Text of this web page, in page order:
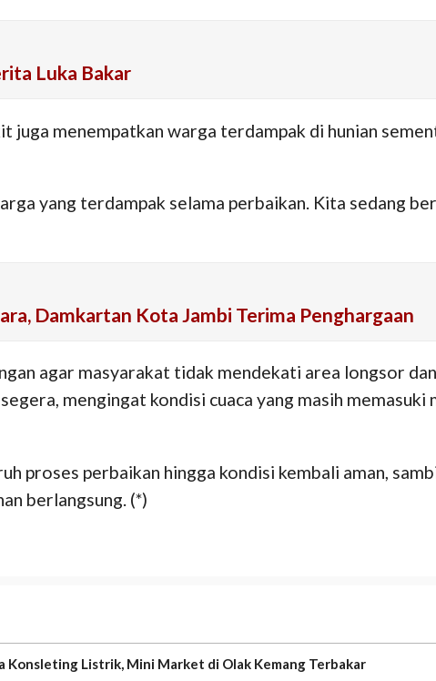
Luka Bakar
juga menempatkan warga terdampak di hunian
yang terdampak selama perbaikan. Kita sedang
Damkartan Kota Jambi Terima Penghargaan
agar masyarakat tidak mendekati area longsor
mengingat kondisi cuaca yang masih memasuki
proses perbaikan hingga kondisi kembali aman,
berlangsung. (*)
Konsleting Listrik, Mini Market di Olak Kemang Terbakar